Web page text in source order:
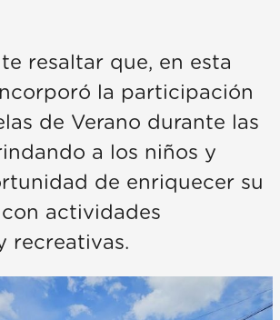
resaltar que, en esta
la participación
de Verano durante las
a los niños y
de enriquecer su
actividades
recreativas.